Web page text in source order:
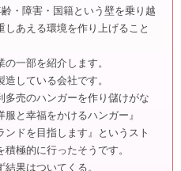
・障害・国籍という壁を乗り越
あえる環境を作り上げること
一部を紹介します。
している会社です。
多売のハンガーを作り儲けがな
と幸福をかけるハンガー』
ンドを目指します』というスト
極的に行ったそうです。
結果はついてくる。